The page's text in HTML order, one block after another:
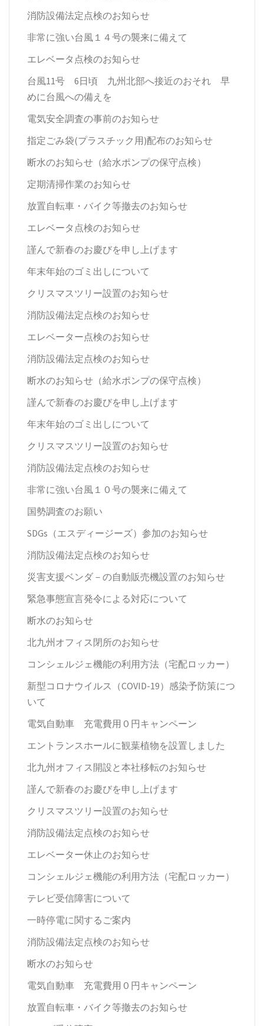
消防設備法定点検のお知らせ
非常に強い台風１４号の襲来に備えて
エレベータ点検のお知らせ
台風11号 6日頃 九州北部へ接近のおそれ 早
めに台風への備えを
電気安全調査の事前のお知らせ
指定ごみ袋(プラスチック用)配布のお知らせ
断水のお知らせ（給水ポンプの保守点検）
定期清掃作業のお知らせ
放置自転車・バイク等撤去のお知らせ
エレベータ点検のお知らせ
謹んで新春のお慶びを申し上げます
年末年始のゴミ出しについて
クリスマスツリー設置のお知らせ
消防設備法定点検のお知らせ
エレベーター点検のお知らせ
消防設備法定点検のお知らせ
断水のお知らせ（給水ポンプの保守点検）
謹んで新春のお慶びを申し上げます
年末年始のゴミ出しについて
クリスマスツリー設置のお知らせ
消防設備法定点検のお知らせ
非常に強い台風１０号の襲来に備えて
国勢調査のお願い
SDGs（エスディージーズ）参加のお知らせ
消防設備法定点検のお知らせ
災害支援ベンダ－の自動販売機設置のお知らせ
緊急事態宣言発令による対応について
断水のお知らせ
北九州オフィス閉所のお知らせ
コンシェルジェ機能の利用方法（宅配ロッカー）
新型コロナウイルス（COVID-19）感染予防策につ
いて
電気自動車 充電費用０円キャンペーン
エントランスホールに観葉植物を設置しました
北九州オフィス開設と本社移転のお知らせ
謹んで新春のお慶びを申し上げます
クリスマスツリー設置のお知らせ
消防設備法定点検のお知らせ
エレベーター休止のお知らせ
コンシェルジェ機能の利用方法（宅配ロッカー）
テレビ受信障害について
一時停電に関するご案内
消防設備法定点検のお知らせ
断水のお知らせ
電気自動車 充電費用０円キャンペーン
放置自転車・バイク等撤去のお知らせ